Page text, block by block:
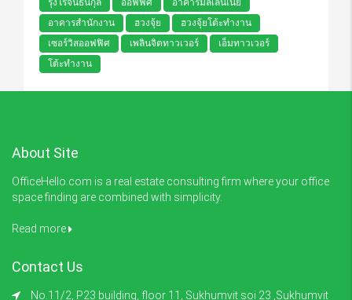
รุ่งโรจน์ธนกุล
ออฟฟิศ
อาคารมิลเลนเนีย
อาคารสำนักงาน
ฮวงจุ้ย
ฮวงจุ้ยโต้ะทำงาน
เซอร์วิสออฟฟิศ
เพลินจิตทาวเวอร์
เอ็มทาวเวอร์
โต้ะทำงาน
About Site
OfficeHello.com is a real estate consulting firm where your office
space finding are combined with simplicity.
Read more
Contact Us
No.11/2, P23 building, floor 11, Sukhumvit soi 23 ,Sukhumvit